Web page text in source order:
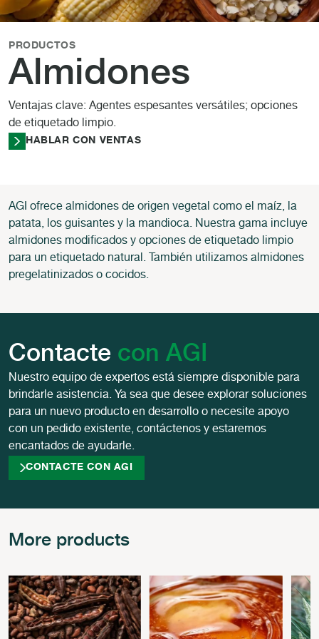
PRODUCTOS
Almidones
Ventajas clave: Agentes espesantes versátiles; opciones
de etiquetado limpio.
HABLAR CON VENTAS
AGI ofrece almidones de origen vegetal como el maíz, la
patata, los guisantes y la mandioca. Nuestra gama incluye
almidones modificados y opciones de etiquetado limpio
para un etiquetado natural. También utilizamos almidones
pregelatinizados o cocidos.
Contacte con AGI
Nuestro equipo de expertos está siempre disponible para
brindarle asistencia. Ya sea que desee explorar soluciones
para un nuevo producto en desarrollo o necesite apoyo
con un pedido existente, contáctenos y estaremos
encantados de ayudarle.
CONTACTE CON AGI
More products